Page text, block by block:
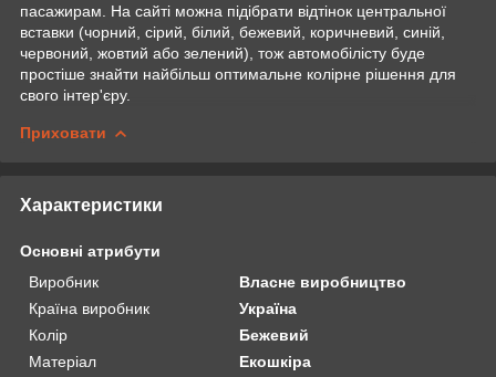
пасажирам. На сайті можна підібрати відтінок центральної
вставки (чорний, сірий, білий, бежевий, коричневий, синій,
червоний, жовтий або зелений), тож автомобілісту буде
простіше знайти найбільш оптимальне колірне рішення для
свого інтер'єру.
Приховати
Характеристики
Основні атрибути
Виробник
Власне виробництво
Країна виробник
Україна
Колір
Бежевий
Матеріал
Екошкіра